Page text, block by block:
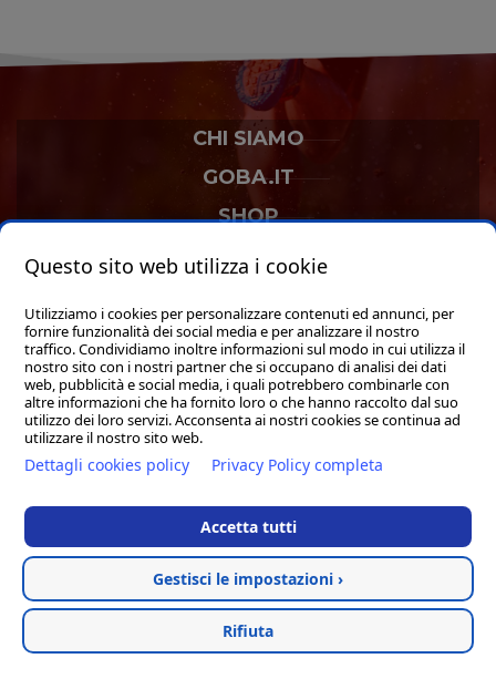
CHI SIAMO
GOBA.IT
SHOP
Hosted & created by Clion
Questo sito web utilizza i cookie
Utilizziamo i cookies per personalizzare contenuti ed annunci, per
fornire funzionalità dei social media e per analizzare il nostro
traffico. Condividiamo inoltre informazioni sul modo in cui utilizza il
nostro sito con i nostri partner che si occupano di analisi dei dati
web, pubblicità e social media, i quali potrebbero combinarle con
altre informazioni che ha fornito loro o che hanno raccolto dal suo
utilizzo dei loro servizi. Acconsenta ai nostri cookies se continua ad
utilizzare il nostro sito web.
Dettagli cookies policy Privacy Policy completa
Accetta tutti
Gestisci le impostazioni ›
Rifiuta